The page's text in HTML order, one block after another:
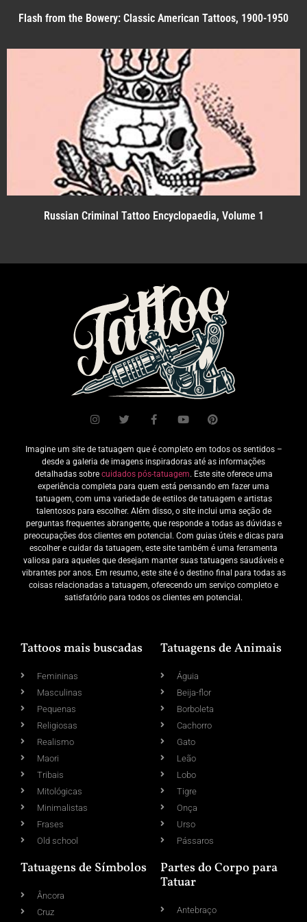
Flash from the Bowery: Classic American Tattoos, 1900-1950
Russian Criminal Tattoo Encyclopaedia, Volume 1
Imagine um site de tatuagem que é completo em todos os sentidos –
desde a galeria de imagens inspiradoras até as informações
detalhadas sobre cuidados pós-tatuagem. Este site oferece uma
experiência completa para quem está pensando em fazer uma
tatuagem, com uma variedade de estilos de tatuagem e artistas
talentosos para escolher. Além disso, o site inclui uma seção de
perguntas frequentes abrangente, que responde a todas as dúvidas e
preocupações dos clientes em potencial. Com guias úteis e dicas para
escolher e cuidar da tatuagem, este site também é uma ferramenta
valiosa para aqueles que desejam manter suas tatuagens saudáveis e
vibrantes por anos. Em resumo, este site é o destino final para todas as
coisas relacionadas a tatuagem, oferecendo um serviço completo e
satisfatório para todos os clientes em potencial.
Tattoos mais buscadas
Femininas
Masculinas
Pequenas
Religiosas
Realismo
Maori
Tribais
Mitológicas
Minimalistas
Frases
Old school
Tatuagens de Animais
Águia
Beija-flor
Borboleta
Cachorro
Gato
Leão
Lobo
Tigre
Onça
Urso
Pássaros
Tatuagens de Símbolos
Âncora
Cruz
Partes do Corpo para
Tatuar
Antebraço